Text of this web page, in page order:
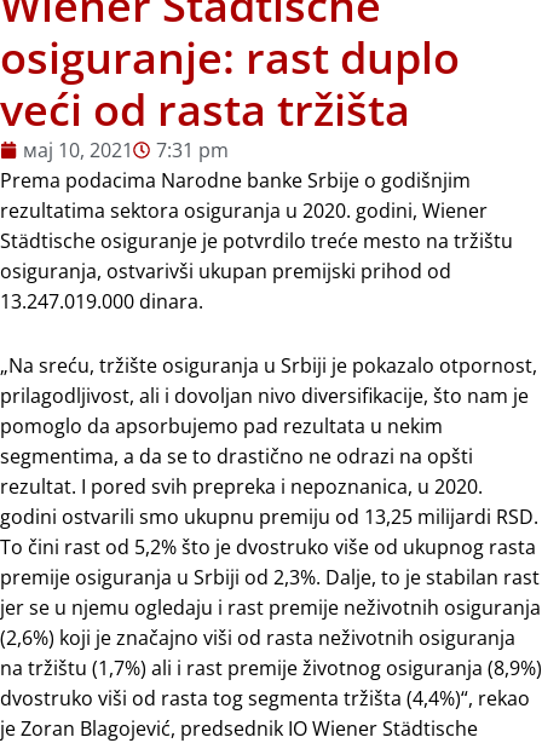
osiguranje: rast duplo
veći od rasta tržišta
мај 10, 2021
7:31 pm
Prema podacima Narodne banke Srbije o godišnjim
rezultatima sektora osiguranja u 2020. godini, Wiener
Städtische osiguranje je potvrdilo treće mesto na tržištu
osiguranja, ostvarivši ukupan premijski prihod od
13.247.019.000 dinara.
„Na sreću, tržište osiguranja u Srbiji je pokazalo otpornost,
prilagodljivost, ali i dovoljan nivo diversifikacije, što nam je
pomoglo da apsorbujemo pad rezultata u nekim
segmentima, a da se to drastično ne odrazi na opšti
rezultat. I pored svih prepreka i nepoznanica, u 2020.
godini ostvarili smo ukupnu premiju od 13,25 milijardi RSD.
To čini rast od 5,2% što je dvostruko više od ukupnog rasta
premije osiguranja u Srbiji od 2,3%. Dalje, to je stabilan rast
jer se u njemu ogledaju i rast premije neživotnih osiguranja
(2,6%) koji je značajno viši od rasta neživotnih osiguranja
na tržištu (1,7%) ali i rast premije životnog osiguranja (8,9%)
dvostruko viši od rasta tog segmenta tržišta (4,4%)“, rekao
je Zoran Blagojević, predsednik IO Wiener Städtische